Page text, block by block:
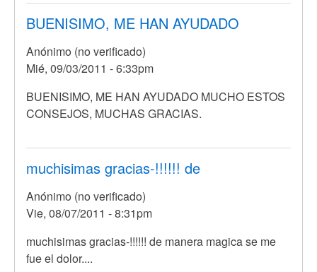
BUENISIMO, ME HAN AYUDADO
Anónimo (no verificado)
Mié, 09/03/2011 - 6:33pm
En
respuesta
SE
PASÓ......ME
por
Anónimo
verificado)
BUENISIMO, ME HAN AYUDADO MUCHO ESTOS
CONSEJOS, MUCHAS GRACIAS.
muchisimas gracias-!!!!!! de
Anónimo (no verificado)
Vie, 08/07/2011 - 8:31pm
muchisimas gracias-!!!!!! de manera magica se me
fue el dolor....